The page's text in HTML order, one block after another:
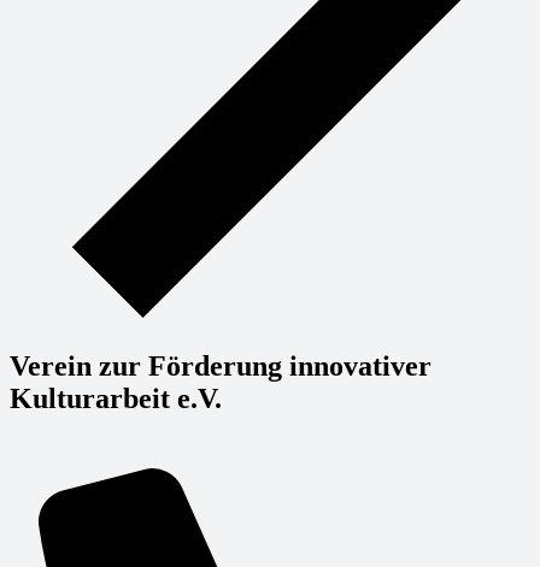
Verein zur Förderung innovativer
Kulturarbeit e.V.